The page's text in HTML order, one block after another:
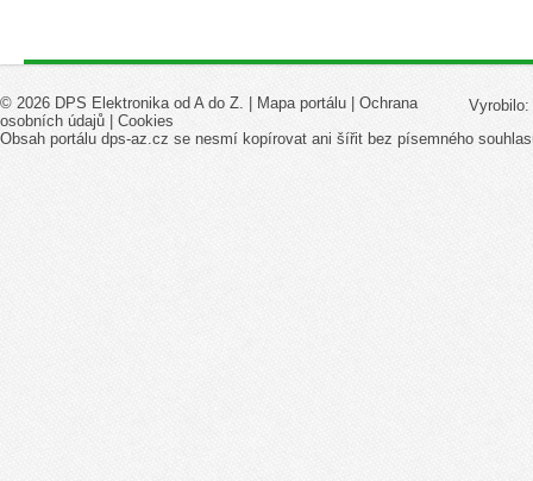
Vyrobilo:
© 2026 DPS Elektronika od A do Z. | Mapa portálu | Ochrana
osobních údajů | Cookies
Obsah portálu dps-az.cz se nesmí kopírovat ani šířit bez písemného